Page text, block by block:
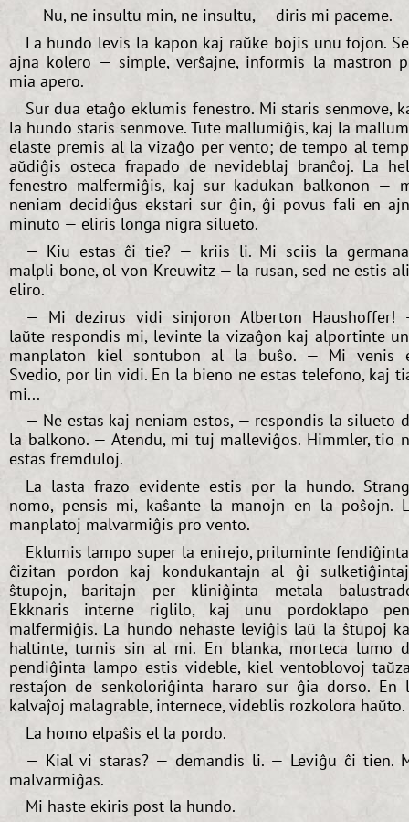
— Nu, ne insultu min, ne insultu, — diris mi paceme.
La hundo levis la kapon kaj raŭke bojis unu fojon.
ajna kolero — simple, verŝajne, informis la mastron
mia apero.
Sur dua etaĝo eklumis fenestro. Mi staris senmove,
la hundo staris senmove. Tute mallumiĝis, kaj la
elaste premis al la vizaĝo per vento; de tempo al
aŭdiĝis osteca frapado de nevideblaj branĉoj. La
fenestro malfermiĝis, kaj sur kadukan balkonon —
neniam decidiĝus ekstari sur ĝin, ĝi povus fali en
minuto — eliris longa nigra silueto.
— Kiu estas ĉi tie? — kriis li. Mi sciis la
malpli bone, ol von Kreuwitz — la rusan, sed ne estis
eliro.
— Mi dezirus vidi sinjoron Alberton Haushoffer!
laŭte respondis mi, levinte la vizaĝon kaj alportinte
manplaton kiel sontubon al la buŝo. — Mi venis
Svedio, por lin vidi. En la bieno ne estas telefono, kaj
mi...
— Ne estas kaj neniam estos, — respondis la silueto
la balkono. — Atendu, mi tuj malleviĝos. Himmler, tio
estas fremduloj.
La lasta frazo evidente estis por la hundo.
nomo, pensis mi, kaŝante la manojn en la poŝojn.
manplatoj malvarmiĝis pro vento.
Eklumis lampo super la enirejo, priluminte
ĉizitan pordon kaj kondukantajn al ĝi
ŝtupojn, baritajn per kliniĝinta metala
Ekknaris interne riglilo, kaj unu pordoklapo
malfermiĝis. La hundo nehaste leviĝis laŭ la ŝtupoj
haltinte, turnis sin al mi. En blanka, morteca lumo
pendiĝinta lampo estis videble, kiel ventoblovoj
restaĵon de senkoloriĝinta hararo sur ĝia dorso. En
kalvaĵoj malagrable, internece, videblis rozkolora haŭto.
La homo elpaŝis el la pordo.
— Kial vi staras? — demandis li. — Leviĝu ĉi tien.
malvarmiĝas.
Mi haste ekiris post la hundo.